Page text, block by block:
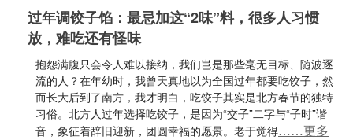
过年调饺子馅：最忌加这“2味”料，很多人习惯
放，难吃还有怪味
抱怨满腹只会令人难以接纳，我们岂是那些毫无目标、随波逐
流的人？在年幼时，我曾天真地以为全国过年都要吃饺子，然
而长大后到了南方，我才明白，吃饺子其实是北方春节的独特
习俗。北方人过年选择吃饺子，是因为“交子”二字与“子时”谐
音，象征着辞旧迎新，团圆幸福的愿景。老于觉得……更多